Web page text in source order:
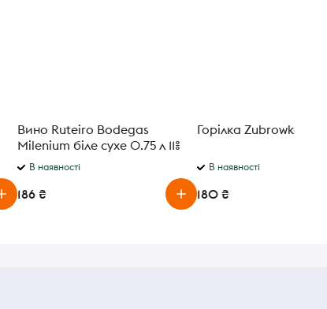
Вино Ruteiro Bodegas
Milenium біле сухе 0.75 л 11%
В наявності
186 ₴
Горілка Zubrowka
В наявності
180 ₴